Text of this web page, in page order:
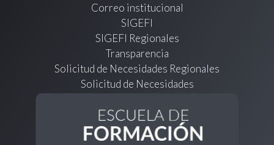
Correo institucional
SIGEFI
SIGEFI Regionales
Transparencia
Solicitud de Necesidades Regionales
Solicitud de Necesidades